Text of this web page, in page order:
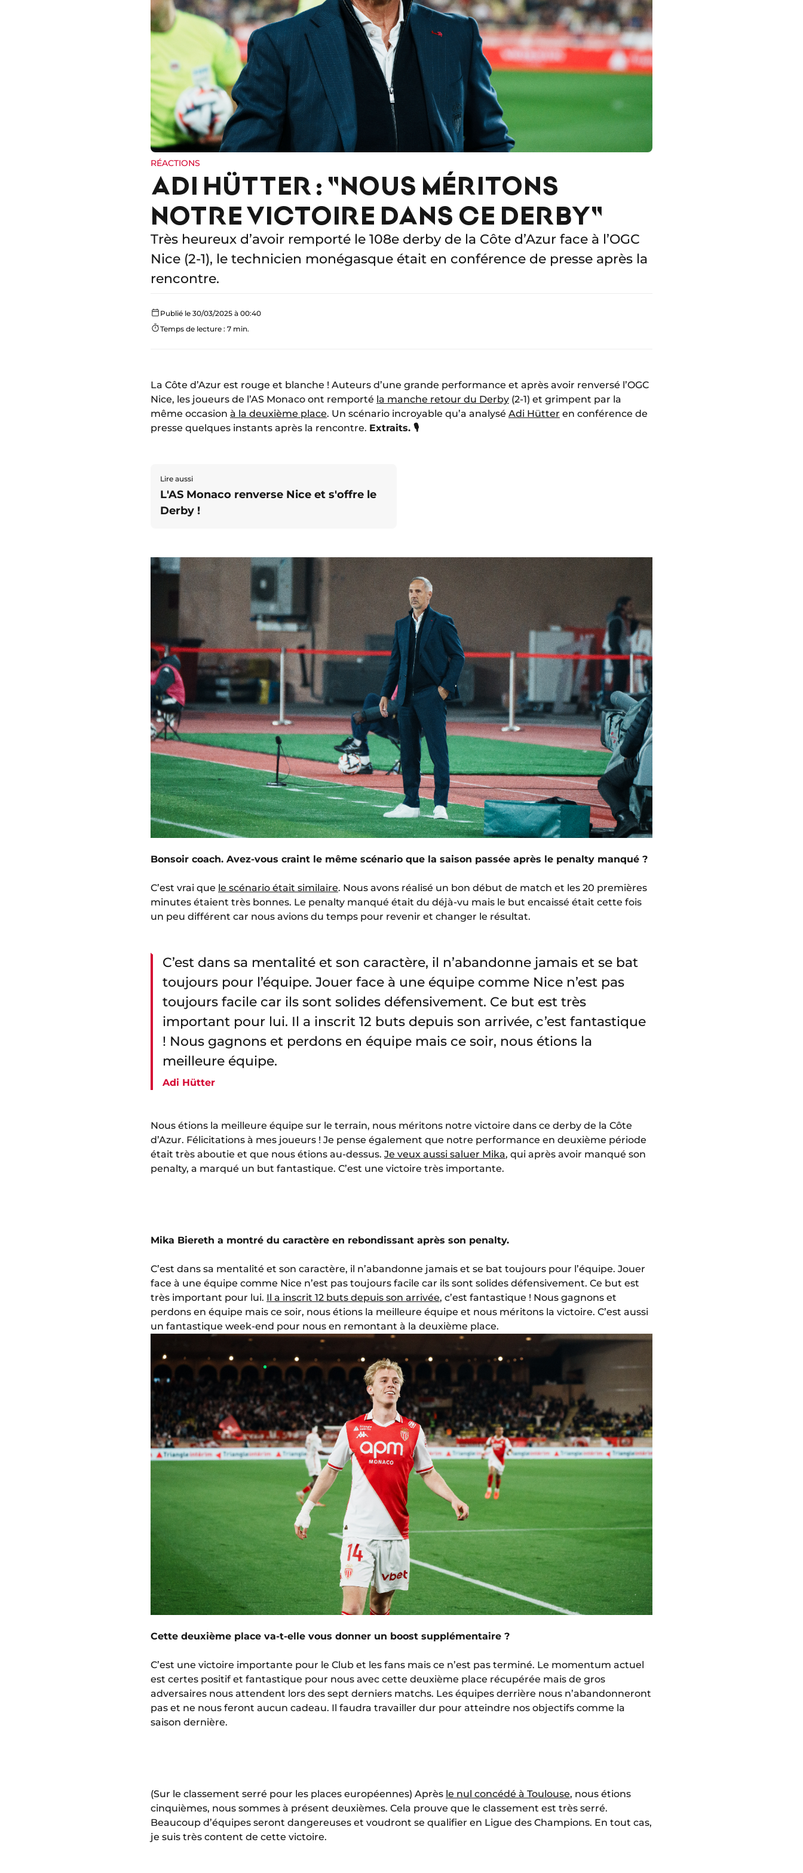
RÉACTIONS
ADI HÜTTER : "NOUS MÉRITONS
NOTRE VICTOIRE DANS CE DERBY"
Très heureux d’avoir remporté le 108e derby de la Côte d’Azur face à l’OGC
Nice (2-1), le technicien monégasque était en conférence de presse après la
rencontre.
Publié le 30/03/2025 à 00:40
Temps de lecture : 7 min.
La Côte d’Azur est rouge et blanche ! Auteurs d’une grande performance et après avoir renversé l’OGC
Nice, les joueurs de l’AS Monaco ont remporté la manche retour du Derby (2-1) et grimpent par la
même occasion à la deuxième place. Un scénario incroyable qu’a analysé Adi Hütter en conférence de
presse quelques instants après la rencontre. Extraits. 🎙️
Lire aussi
L'AS Monaco renverse Nice et s'offre le
Derby !
Bonsoir coach. Avez-vous craint le même scénario que la saison passée après le penalty manqué ?
C’est vrai que le scénario était similaire. Nous avons réalisé un bon début de match et les 20 premières
minutes étaient très bonnes. Le penalty manqué était du déjà-vu mais le but encaissé était cette fois
un peu différent car nous avions du temps pour revenir et changer le résultat.
C’est dans sa mentalité et son caractère, il n’abandonne jamais et se bat
toujours pour l’équipe. Jouer face à une équipe comme Nice n’est pas
toujours facile car ils sont solides défensivement. Ce but est très
important pour lui. Il a inscrit 12 buts depuis son arrivée, c’est fantastique
! Nous gagnons et perdons en équipe mais ce soir, nous étions la
meilleure équipe.
Adi Hütter
Nous étions la meilleure équipe sur le terrain, nous méritons notre victoire dans ce derby de la Côte
d’Azur. Félicitations à mes joueurs ! Je pense également que notre performance en deuxième période
était très aboutie et que nous étions au-dessus. Je veux aussi saluer Mika, qui après avoir manqué son
penalty, a marqué un but fantastique. C’est une victoire très importante.
Mika Biereth a montré du caractère en rebondissant après son penalty.
C’est dans sa mentalité et son caractère, il n’abandonne jamais et se bat toujours pour l’équipe. Jouer
face à une équipe comme Nice n’est pas toujours facile car ils sont solides défensivement. Ce but est
très important pour lui. Il a inscrit 12 buts depuis son arrivée, c’est fantastique ! Nous gagnons et
perdons en équipe mais ce soir, nous étions la meilleure équipe et nous méritons la victoire. C’est aussi
un fantastique week-end pour nous en remontant à la deuxième place.
Cette deuxième place va-t-elle vous donner un boost supplémentaire ?
C’est une victoire importante pour le Club et les fans mais ce n’est pas terminé. Le momentum actuel
est certes positif et fantastique pour nous avec cette deuxième place récupérée mais de gros
adversaires nous attendent lors des sept derniers matchs. Les équipes derrière nous n’abandonneront
pas et ne nous feront aucun cadeau. Il faudra travailler dur pour atteindre nos objectifs comme la
saison dernière.
(Sur le classement serré pour les places européennes) Après le nul concédé à Toulouse, nous étions
cinquièmes, nous sommes à présent deuxièmes. Cela prouve que le classement est très serré.
Beaucoup d’équipes seront dangereuses et voudront se qualifier en Ligue des Champions. En tout cas,
je suis très content de cette victoire.